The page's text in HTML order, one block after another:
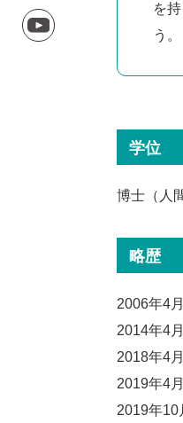
を
う。
学位
博士（人
略歴
2006年4
2014年4
2018年4
2019年4
2019年10